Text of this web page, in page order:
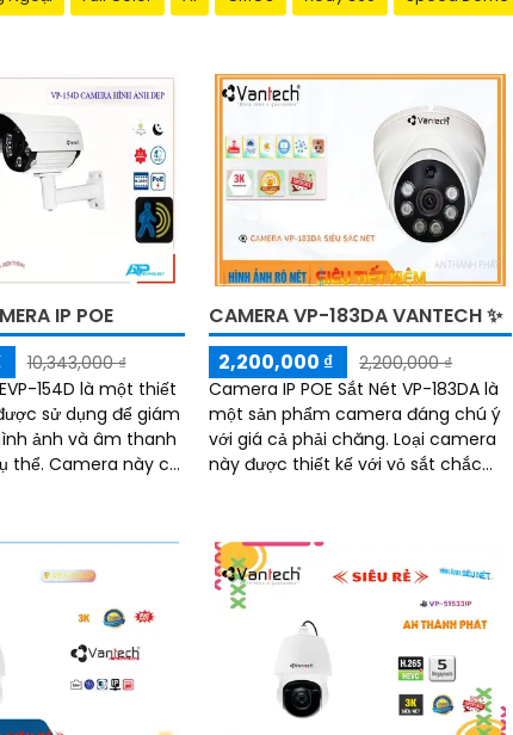
IP POE
10,343,000 ₫
154D là một thiết
sử dụng để giám
ảnh và âm thanh
thể. Camera này có
CAMERA VP-183DA VANTECH ✨
2,200,000 ₫
2,200,000 ₫
Camera IP POE Sắt Nét VP-183DA là
một sản phẩm camera đáng chú ý
với giá cả phải chăng. Loại camera
này được thiết kế với vỏ sắt chắc